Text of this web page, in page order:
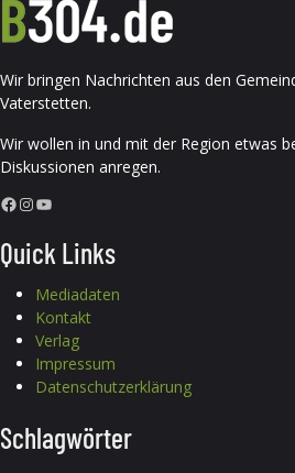
Wir bringen Nachrichten aus den
Vaterstetten.
Wir wollen in und mit der Region etwas
Diskussionen anregen.
Facebook InstagramYouTube
Quick Links
Mediadaten
Kontakt
Verlag
Impressum
Datenschutzerklärung
Schlagwörter